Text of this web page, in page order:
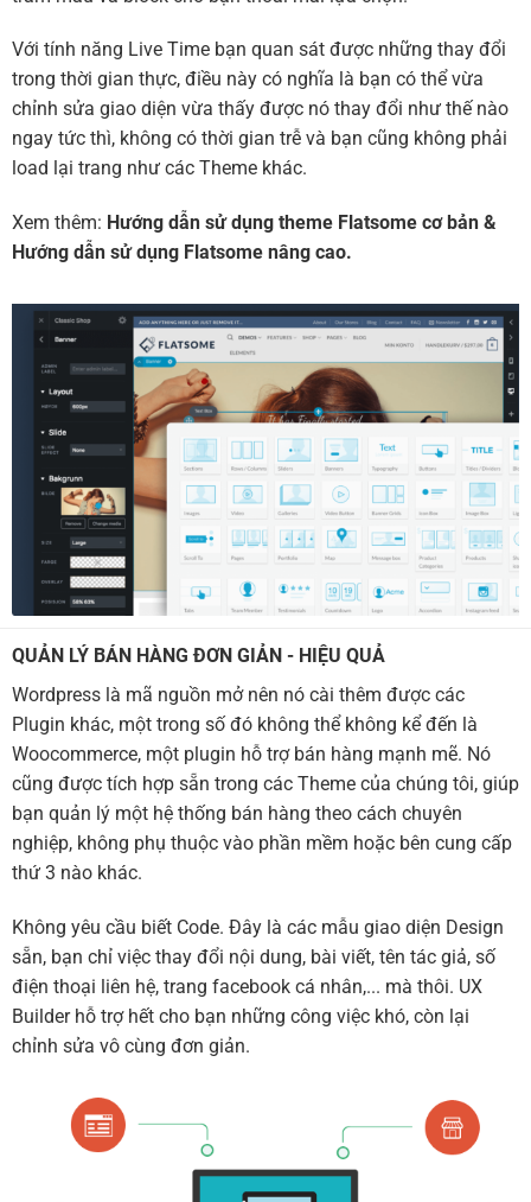
Với tính năng Live Time bạn quan sát được những thay đổi
trong thời gian thực, điều này có nghĩa là bạn có thể vừa
chỉnh sửa giao diện vừa thấy được nó thay đổi như thế nào
ngay tức thì, không có thời gian trễ và bạn cũng không phải
load lại trang như các Theme khác.
Xem thêm: Hướng dẫn sử dụng theme Flatsome cơ bản &
Hướng dẫn sử dụng Flatsome nâng cao.
QUẢN LÝ BÁN HÀNG ĐƠN GIẢN - HIỆU QUẢ
Wordpress là mã nguồn mở nên nó cài thêm được các
Plugin khác, một trong số đó không thể không kể đến là
Woocommerce, một plugin hỗ trợ bán hàng mạnh mẽ. Nó
cũng được tích hợp sẵn trong các Theme của chúng tôi, giúp
bạn quản lý một hệ thống bán hàng theo cách chuyên
nghiệp, không phụ thuộc vào phần mềm hoặc bên cung cấp
thứ 3 nào khác.
Không yêu cầu biết Code. Đây là các mẫu giao diện Design
sẵn, bạn chỉ việc thay đổi nội dung, bài viết, tên tác giả, số
điện thoại liên hệ, trang facebook cá nhân,... mà thôi. UX
Builder hỗ trợ hết cho bạn những công việc khó, còn lại
chỉnh sửa vô cùng đơn giản.